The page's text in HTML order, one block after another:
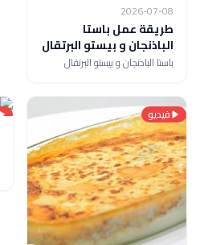
2026-07-08
طريقة عمل باستا
الباذنجان و بيستو البرتقال
باستا الباذنجان و بيستو البرتقال
فيديو